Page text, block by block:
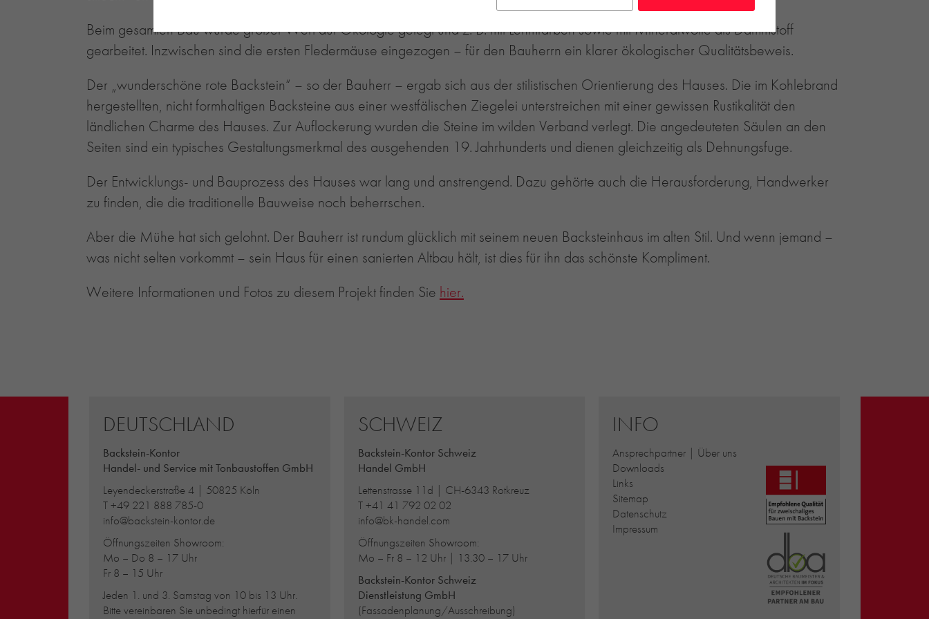
Beim gesamten Bau wurde großer Wert auf Ökologie gelegt und z. B. mit Lehmfarben sowie mit Mineralwolle als Dämmstoff
gearbeitet. Inzwischen sind die ersten Fledermäuse eingezogen – für den Bauherrn ein klarer ökologischer Qualitätsbeweis.
Der „wunderschöne rote Backstein“ – so der Bauherr – ergab sich aus der stilistischen Orientierung des Hauses. Die im Kohlebrand
hergestellten, nicht formhaltigen Backsteine aus einer westfälischen Ziegelei unterstreichen mit einer gewissen Rustikalität den
ländlichen Charme des Hauses. Zur Auflockerung wurden die Steine im wilden Verband verlegt. Die angedeuteten Säulen an den
Seiten sind ein typisches Gestaltungsmerkmal des ausgehenden 19. Jahrhunderts und dienen gleichzeitig als Dehnungsfuge.
Der Entwicklungs- und Bauprozess des Hauses war lang und anstrengend. Dazu gehörte auch die Herausforderung, Handwerker
zu finden, die die traditionelle Bauweise noch beherrschen.
Aber die Mühe hat sich gelohnt. Der Bauherr ist rundum glücklich mit seinem neuen Backsteinhaus im alten Stil. Und wenn jemand –
was nicht selten vorkommt – sein Haus für einen sanierten Altbau hält, ist dies für ihn das schönste Kompliment.
Weitere Informationen und Fotos zu diesem Projekt finden Sie hier.
DEUTSCHLAND
Backstein-Kontor
Handel- und Service mit Tonbaustoffen GmbH
Leyendeckerstraße 4 | 50825 Köln
T+49 221 888 785-0
info@backstein-kontor.de
Öffnungszeiten Showroom:
Mo – Do 8 – 17 Uhr
Fr 8 – 15 Uhr
Jeden 1. und 3. Samstag von 10 bis 13 Uhr.
Bitte vereinbaren Sie unbedingt hierfür einen
SCHWEIZ
Backstein-Kontor Schweiz
Handel GmbH
Lettenstrasse 11d | CH-6343 Rotkreuz
T+41 41 792 02 02
info@bk-handel.com
Öffnungszeiten Showroom:
Mo – Fr 8 – 12 Uhr | 13.30 – 17 Uhr
Backstein-Kontor Schweiz
Dienstleistung GmbH
(Fassadenplanung/Ausschreibung)
INFO
Ansprechpartner | Über uns
Downloads
Links
Sitemap
Datenschutz
Impressum